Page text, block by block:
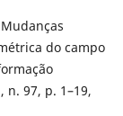
do campo
n. 97, p. 1–19,